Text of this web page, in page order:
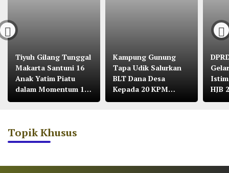
Tiyuh Gilang Tunggal
Makarta Santuni 16
Anak Yatim Piatu
dalam Momentum 10
Muharram
Kampung Gunung
Tapa Udik Salurkan
BLT Dana Desa
Kepada 20 KPM
Tahun 2026
HJB
Topik Khusus